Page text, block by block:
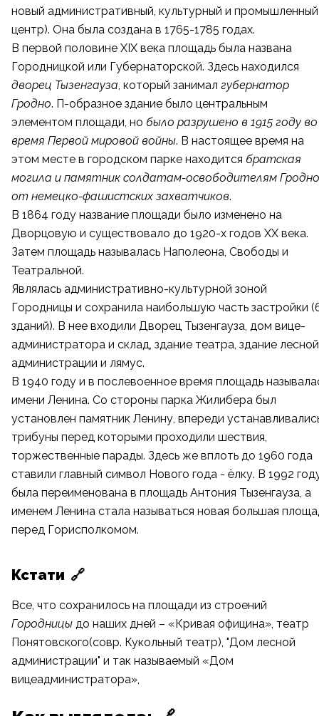
новый административный, культурный и промышленный
центр). Она была создана в 1765-1785 годах.
В первой половине XIX века площадь была названа
Городницкой или Губернаторской. Здесь находился
дворец Тызенгауза, который занимал губернатор
Гродно. П-образное здание было центральным
элементом площади, но было разрушено в 1915 году во
время Первой мировой войны. В настоящее время на
этом месте в городском парке находится братская
могила и памятник солдатам-освободителям Гродно
от немецко-фашистских захватчиков.
В 1864 году название площади было изменено на
Дворцовую и существовало до 1920-х годов XX века.
Затем площадь называлась Наполеона, Свободы и
Театральной.
Являлась административно-культурной зоной
Городницы и сохранила наибольшую часть застройки
зданий). В нее входили Дворец Тызенгауза, дом вице-
администратора и склад, здание театра, здание лесной
администрации и лямус.
В 1940 году и в послевоенное время площадь
имени Ленина. Со стороны парка Жилибера был
установлен памятник Ленину, впереди
трибуны перед которыми проходили шествия,
торжественные парады. Здесь же вплоть до 1960 года
ставили главный символ Нового года - ёлку. В 1992
была переименована в площадь Антония Тызенгауза, а
именем Ленина стала называться новая большая
перед Горисполкомом.
Кстати 🔗
Все, что сохранилось на площади из строений
Городницы до наших дней – «Кривая официна», театр
Понятовского(совр. Кукольный театр), "Дом лесной
администрации" и так называемый «Дом
вицеадминистратора»,